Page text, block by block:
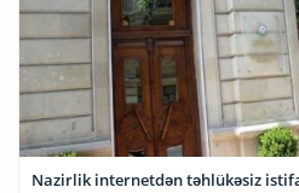
Nazirlik internetdən təhlükəsiz